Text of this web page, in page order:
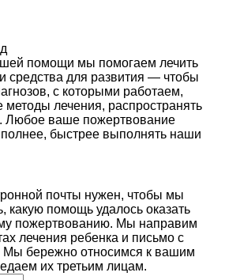
помощи мы помогаем лечить
средства для развития — чтобы
с которыми работаем,
лечения, распространять
Любое ваше пожертвование
быстрее выполнять наши
почты нужен, чтобы мы
какую помощь удалось оказать
пожертвованию. Мы направим
лечения ребенка и письмо с
Мы бережно относимся к вашим
их третьим лицам.